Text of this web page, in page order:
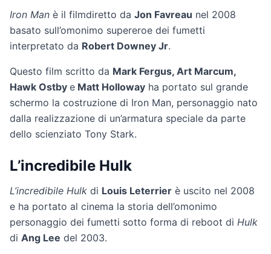
Iron Man è il filmdiretto da Jon Favreau nel 2008
basato sull’omonimo supereroe dei fumetti
interpretato da Robert Downey Jr.
Questo film scritto da Mark Fergus, Art Marcum,
Hawk Ostby e Matt Holloway ha portato sul grande
schermo la costruzione di Iron Man, personaggio nato
dalla realizzazione di un’armatura speciale da parte
dello scienziato Tony Stark.
L’incredibile Hulk
L’incredibile Hulk di Louis Leterrier è uscito nel 2008
e ha portato al cinema la storia dell’omonimo
personaggio dei fumetti sotto forma di reboot di Hulk
di Ang Lee del 2003.